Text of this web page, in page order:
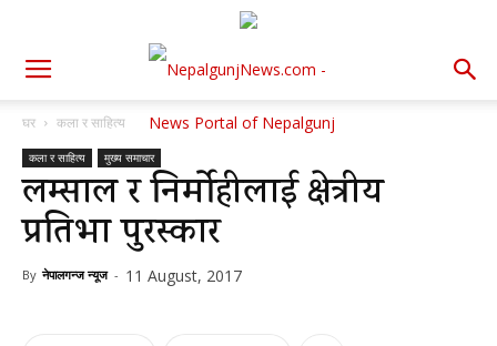
घर कला र साहित्य
कला र साहित्य मुख्य समाचार
लम्साल र निर्मोहीलाई क्षेत्रीय
प्रतिभा पुरस्कार
By नेपालगन्ज न्यूज - 11 August, 2017